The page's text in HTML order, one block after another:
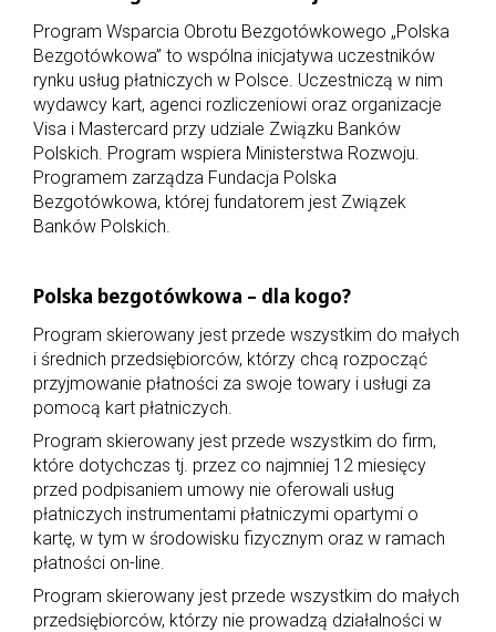
Program Wsparcia Obrotu Bezgotówkowego „Polska
Bezgotówkowa” to wspólna inicjatywa uczestników
rynku usług płatniczych w Polsce. Uczestniczą w nim
wydawcy kart, agenci rozliczeniowi oraz organizacje
Visa i Mastercard przy udziale Związku Banków
Polskich. Program wspiera Ministerstwa Rozwoju.
Programem zarządza Fundacja Polska
Bezgotówkowa, której fundatorem jest Związek
Banków Polskich.
Polska bezgotówkowa – dla kogo?
Program skierowany jest przede wszystkim do małych
i średnich przedsiębiorców, którzy chcą rozpocząć
przyjmowanie płatności za swoje towary i usługi za
pomocą kart płatniczych.
Program skierowany jest przede wszystkim do firm,
które dotychczas tj. przez co najmniej 12 miesięcy
przed podpisaniem umowy nie oferowali usług
płatniczych instrumentami płatniczymi opartymi o
kartę, w tym w środowisku fizycznym oraz w ramach
płatności on-line.
Program skierowany jest przede wszystkim do małych
przedsiębiorców, którzy nie prowadzą działalności w